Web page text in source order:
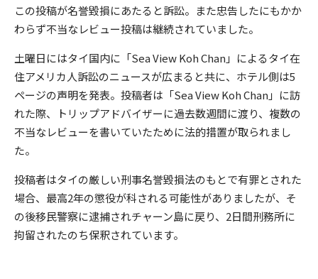
この投稿が名誉毀損にあたると訴訟。また忠告したにもかか
わらず不当なレビュー投稿は継続されていました。
土曜日にはタイ国内に「Sea View Koh Chan」によるタイ在
住アメリカ人訴訟のニュースが広まると共に、ホテル側は5
ページの声明を発表。投稿者は「Sea View Koh Chan」に訪
れた際、トリップアドバイザーに過去数週間に渡り、複数の
不当なレビューを書いていたために法的措置が取られまし
た。
投稿者はタイの厳しい刑事名誉毀損法のもとで有罪とされた
場合、最高2年の懲役が科される可能性がありましたが、そ
の後移民警察に逮捕されチャーン島に戻り、2日間刑務所に
拘留されたのち保釈されています。